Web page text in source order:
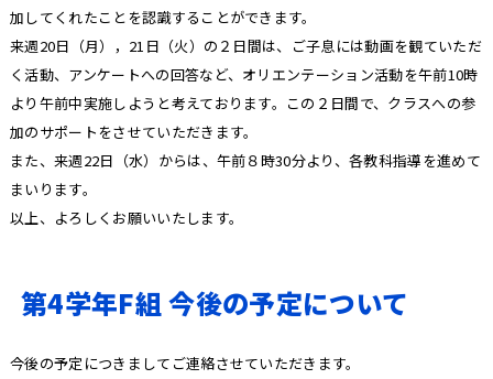
加してくれたことを認識することができます。
来週20日（月），21日（火）の２日間は、ご子息には動画を観ていただ
く活動、アンケートへの回答など、オリエンテーション活動を午前10時
より午前中実施しようと考えております。この２日間で、クラスへの参
加のサポートをさせていただきます。
また、来週22日（水）からは、午前８時30分より、各教科指導を進めて
まいります。
以上、よろしくお願いいたします。
第4学年F組 今後の予定について
今後の予定につきましてご連絡させていただきます。